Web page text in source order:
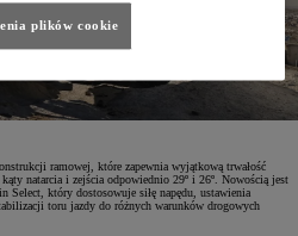
ramowej, które zapewnia wyjątkową trwałość
natarcia i zejścia odpowiednio 29º i 26º. Nowością jest
Select, który dostosowuje siłę napędu, ustawienia
toru jazdy do różnych warunków drogowych
plików cookie